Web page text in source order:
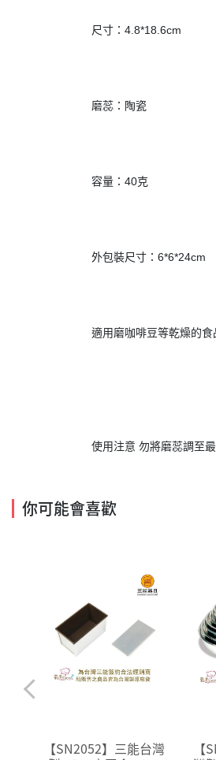
			 尺寸：4.8*18.6cm
			 磨蕊：陶瓷
			 容量：40克
			 外包裝尺寸：6*6*24cm
適用磨咖啡豆等乾燥的食
使用注意 勿將磨蕊調
你可能會喜歡
【SN2052】三能台灣
【